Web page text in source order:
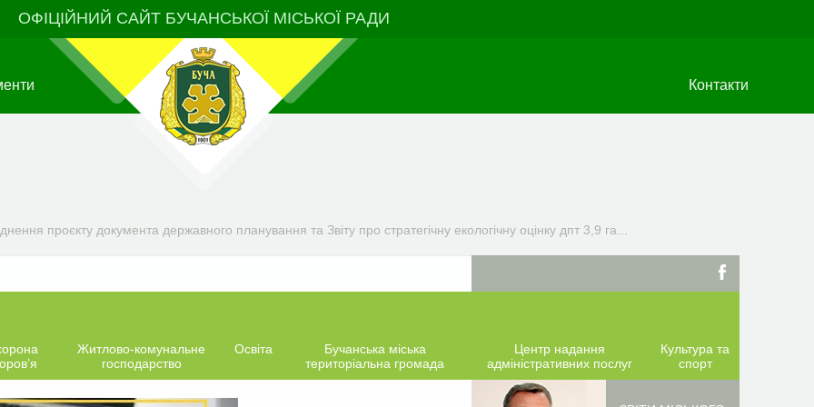
ОФІЦІЙНИЙ САЙТ БУЧАНСЬКОЇ МІСЬКОЇ РАДИ
Контакти
проєкту документа державного планування та Звіту про стратегічну екологічну оцінку дпт 3,9 га...
Житлово-комунальне
господарство
Освіта
Бучанська міська
територіальна громада
Центр надання
адміністративних послуг
Культура та
спорт